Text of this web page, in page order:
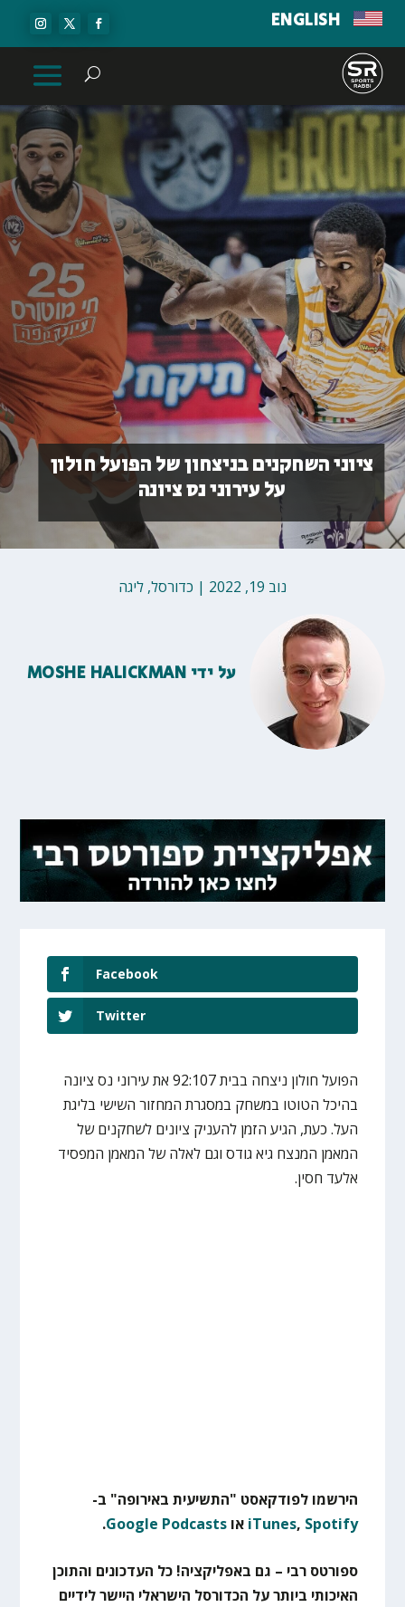
ENGLISH
ציוני השחקנים בניצחון של הפועל חולון
על עירוני נס ציונה
נוב 19, 2022 | כדורסל, ליגה
על ידי MOSHE HALICKMAN
Facebook
Twitter
הפועל חולון ניצחה בבית 92:107 את עירוני נס ציונה
בהיכל הטוטו במשחק במסגרת המחזור השישי בליגת
העל. כעת, הגיע הזמן להעניק ציונים לשחקנים של
המאמן המנצח גיא גודס וגם לאלה של המאמן המפסיד
אלעד חסין.
הירשמו לפודקאסט "התשיעית באירופה" ב-
iTunes, Spotify אוGoogle Podcasts
.
ספורטס רבי – גם באפליקציה! כל העדכונים והתוכן
האיכותי ביותר על הכדורסל הישראלי היישר לידיים